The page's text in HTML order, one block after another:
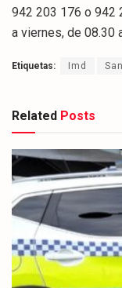
942 203 176 o 942
a viernes, de 08.30
Etiquetas: Imd
Related Posts